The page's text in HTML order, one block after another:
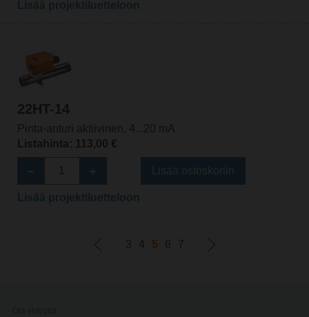
22HT-14
Pinta-anturi aktiivinen, 4...20 mA
Listahinta: 113,00 €
3 4 5 6 7